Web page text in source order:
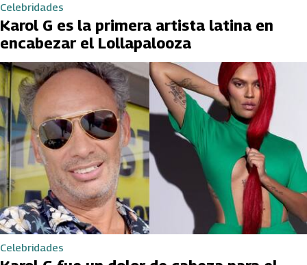
Celebridades
Karol G es la primera artista latina en
encabezar el Lollapalooza
Celebridades